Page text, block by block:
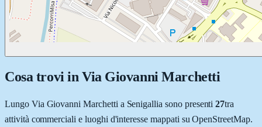
Cosa trovi in Via Giovanni Marchetti
Lungo Via Giovanni Marchetti a Senigallia sono presenti 27tra
attività commerciali e luoghi d'interesse mappati su OpenStreetMap.